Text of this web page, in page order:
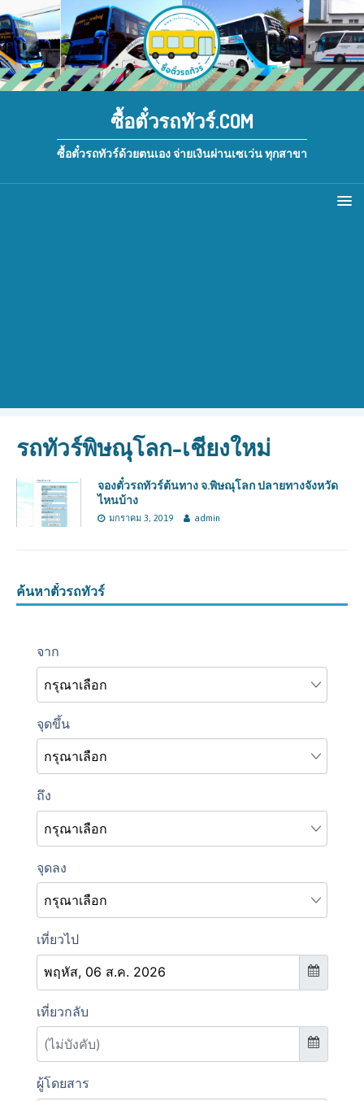
ซื้อตั๋วรถทัวร์.COM
ซื้อตั๋วรถทัวร์ด้วยตนเอง จ่ายเงินผ่านเซเว่น ทุกสาขา
รถทัวร์พิษณุโลก-เชียงใหม่
จองตั๋วรถทัวร์ต้นทาง จ.พิษณุโลก ปลายทางจังหวัด
ไหนบ้าง
มกราคม 3, 2019 admin
ค้นหาตั๋วรถทัวร์